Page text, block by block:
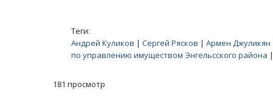
Теги:
Андрей Куликов | Сергей Рясков | Армен Джуликян
по управлению имуществом Энгельсского района |
181 просмотр